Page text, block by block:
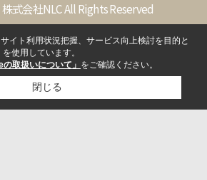
式会社NLC All Rights Reserved
イト利用状況把握、サービス向上検討を目的と
使用しています。
の取扱いについて」 をご確認ください。
閉じる